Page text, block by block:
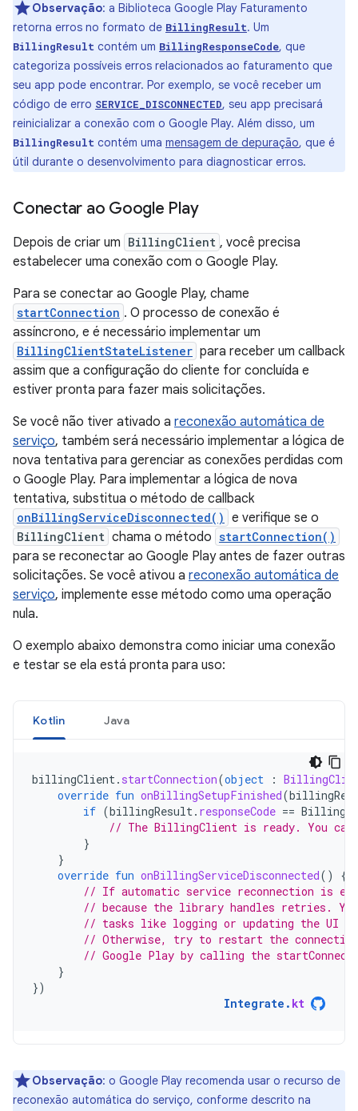
Observação: a Biblioteca Google Play Faturamento
retorna erros no formato de BillingResult. Um
BillingResult contém um BillingResponseCode, que
categoriza possíveis erros relacionados ao faturamento que
seu app pode encontrar. Por exemplo, se você receber um
código de erro SERVICE_DISCONNECTED, seu app precisará
reinicializar a conexão com o Google Play. Além disso, um
BillingResult contém uma mensagem de depuração, que é
útil durante o desenvolvimento para diagnosticar erros.
Conectar ao Google Play
Depois de criar um BillingClient , você precisa
estabelecer uma conexão com o Google Play.
Para se conectar ao Google Play, chame
startConnection . O processo de conexão é
assíncrono, e é necessário implementar um
BillingClientStateListener para receber um callback
assim que a configuração do cliente for concluída e
estiver pronta para fazer mais solicitações.
Se você não tiver ativado a reconexão automática de
serviço, também será necessário implementar a lógica de
nova tentativa para gerenciar as conexões perdidas com
o Google Play. Para implementar a lógica de nova
tentativa, substitua o método de callback
onBillingServiceDisconnected() e verifique se o
BillingClient chama o método startConnection()
para se reconectar ao Google Play antes de fazer outras
solicitações. Se você ativou a reconexão automática de
serviço, implemente esse método como uma operação
nula.
O exemplo abaixo demonstra como iniciar uma conexão
e testar se ela está pronta para uso:
Kotlin Java
billingClient. startConnection(object :
override fun onBillingSetupFinished(
if (billingResult. responseCode ==
// The BillingClient is ready. You can
}
}
override fun onBillingServiceDisconnected()
{
// If automatic service reconnection is
// because the library handles retries.
// tasks like logging or updating the UI
// Otherwise, try to restart the
// Google Play by calling the
}
})
Integrate . kt
Observação: o Google Play recomenda usar o recurso de
reconexão automática do serviço, conforme descrito na